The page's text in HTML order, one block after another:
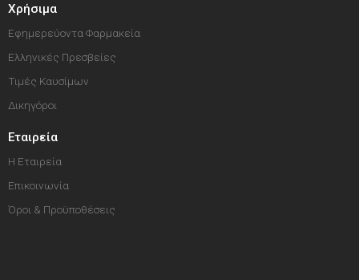
Χρήσιμα
Εφημερεύοντα Φαρμακεία
Ελληνικές Πρεσβείες
Τιμές Καυσίμων
Δικηγόροι
Εταιρεία
Η Εταιρεία
Επικοινωνία
Όροι & Προϋποθέσεις